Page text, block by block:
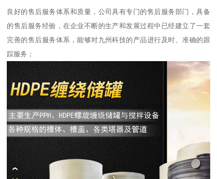
良好的售后服务体系和质量，公司具有专门的售后服务部门，具备
的售后服务经验，在企业不断的生产和发展过程中已经建立了一套
完善的售后服务体系，能够对九州科技的产品进行及时、准确的跟
踪服务；